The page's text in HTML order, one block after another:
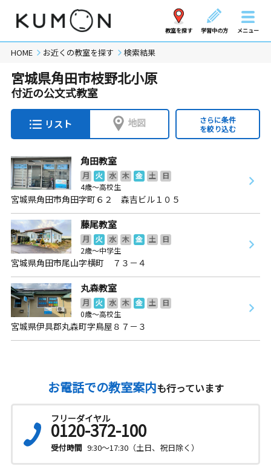
教室を探す 学習中の方 メニュー
HOME お近くの教室を探す 検索結果
宮城県角田市枝野北小原
付近の公文式教室
リスト 地図
さらに条件
を絞り込む
角田教室
月 火 水 木 金 土
日
4歳～高校生
宮城県角田市角田字町６２ 森吉ビル１０５
藤尾教室
月 火 水 木 金 土
日
2歳～中学生
宮城県角田市尾山字横町 ７３－４
丸森教室
月 火 水 木 金 土
日
0歳～高校生
宮城県伊具郡丸森町字鳥屋８７－３
お電話での教室案内も行っています
フリーダイヤル
0120-372-100
受付時間 9:30～17:30（土日、祝日除く）